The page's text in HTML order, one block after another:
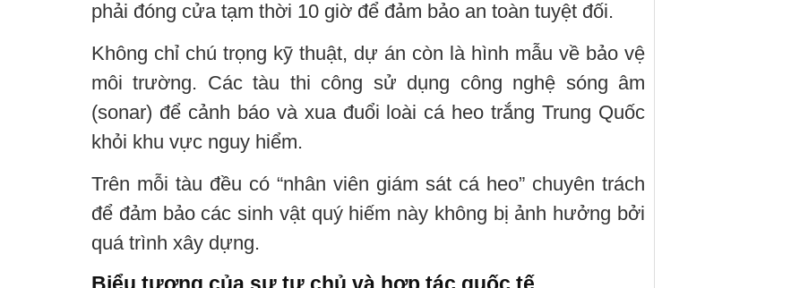
phải đóng cửa tạm thời 10 giờ để đảm bảo an toàn tuyệt đối.
Không chỉ chú trọng kỹ thuật, dự án còn là hình mẫu về bảo vệ
môi trường. Các tàu thi công sử dụng công nghệ sóng âm
(sonar) để cảnh báo và xua đuổi loài cá heo trắng Trung Quốc
khỏi khu vực nguy hiểm.
Trên mỗi tàu đều có “nhân viên giám sát cá heo” chuyên trách
để đảm bảo các sinh vật quý hiếm này không bị ảnh hưởng bởi
quá trình xây dựng.